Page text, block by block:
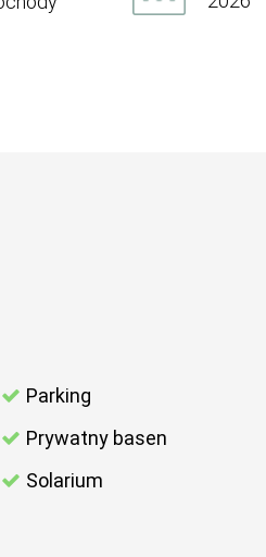
Parking
Prywatny basen
Solarium